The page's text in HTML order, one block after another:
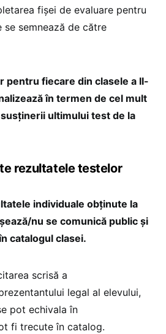
fișei de evaluare pentru
semnează de către
pentru fiecare din clasele a II-
în termen de cel mult
ultimului test de la
rezultatele testelor
individuale obținute la
nu se comunică public și
catalogul clasei.
scrisă a
legal al elevului,
pot echivala în
fi trecute în catalog.